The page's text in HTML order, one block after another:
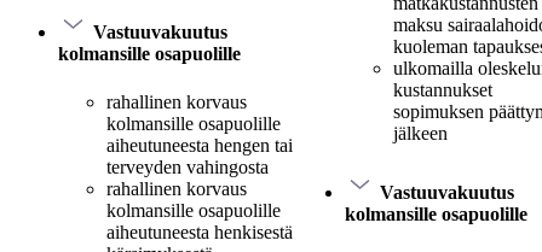
Vastuuvakuutus
kolmansille osapuolille
rahallinen korvaus
kolmansille osapuolille
aiheutuneesta hengen tai
terveyden vahingosta
rahallinen korvaus
kolmansille osapuolille
aiheutuneesta henkisestä
maksu
kuoleman
ulkomailla
kustannukset
sopimuksen
jälkeen
Vastuuvakuutus
kolmansille osapuolille